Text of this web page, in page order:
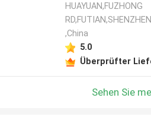
HUAYUAN,FUZHONG
,China
5.0
Überprüfter
Sehen Sie